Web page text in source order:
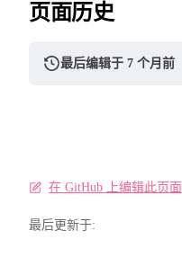
页面历史
最后编辑于 7 个月前
在 GitHub 上编辑此页面
最后更新于: